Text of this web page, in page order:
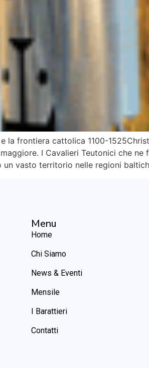
la frontiera cattolica 1100-
I Cavalieri Teutonici che
vasto territorio nelle regioni
Menu
Home
Chi Siamo
News & Eventi
Mensile
I Barattieri
Contatti